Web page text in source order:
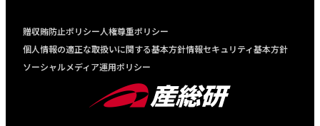
贈収賄防止ポリシー人権尊重ポリシー
個人情報の適正な取扱いに関する基本方針情報セキュリティ基本方針
ソーシャルメディア運用ポリシー